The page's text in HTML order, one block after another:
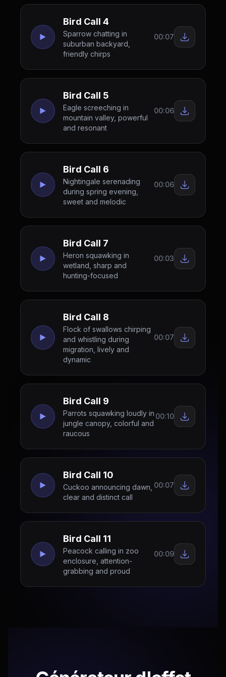
Bird Call 4
Sparrow chatting in
suburban backyard,
friendly chirps
00:07
Bird Call 5
Eagle screeching in
mountain valley, powerful
and resonant
00:06
Bird Call 6
Nightingale serenading
during spring evening,
sweet and melodic
00:06
Bird Call 7
Heron squawking in
wetland, sharp and
hunting-focused
00:03
Bird Call 8
Flock of swallows chirping
and whistling during
migration, lively and
dynamic
00:07
Bird Call 9
Parrots squawking loudly in
jungle canopy, colorful and
raucous
00:10
Bird Call 10
Cuckoo announcing dawn,
clear and distinct call
00:07
Bird Call 11
Peacock calling in zoo
enclosure, attention-
grabbing and proud
00:09